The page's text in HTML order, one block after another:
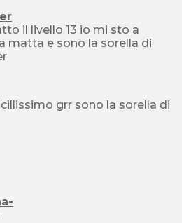
il livello 13 io mi sto a
matta e sono la sorella di
grr sono la sorella di